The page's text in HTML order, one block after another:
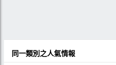
同一類別之人氣情報